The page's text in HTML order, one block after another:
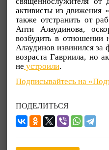
активисты из движения
также отстранить от
Апти Алаудинова,
возбудить в отношении
Алаудинов извинился за
возраста Гавриила, но
не устроили.
Подписывайтесь на
ПОДЕЛИТЬСЯ